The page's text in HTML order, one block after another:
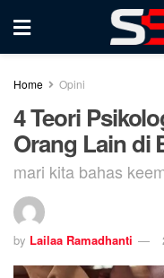
Home Opini
4 Teori
Orang Lain di
mari kita bahas
by Lailaa Ramadhanti